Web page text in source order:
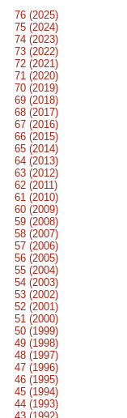
76 (2025)
75 (2024)
74 (2023)
73 (2022)
72 (2021)
71 (2020)
70 (2019)
69 (2018)
68 (2017)
67 (2016)
66 (2015)
65 (2014)
64 (2013)
63 (2012)
62 (2011)
61 (2010)
60 (2009)
59 (2008)
58 (2007)
57 (2006)
56 (2005)
55 (2004)
54 (2003)
53 (2002)
52 (2001)
51 (2000)
50 (1999)
49 (1998)
48 (1997)
47 (1996)
46 (1995)
45 (1994)
44 (1993)